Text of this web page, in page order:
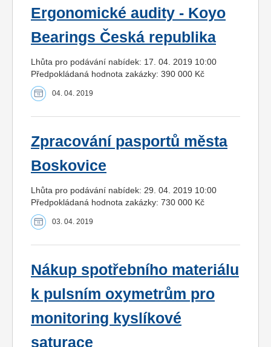
Ergonomické audity - Koyo
Bearings Česká republika
Lhůta pro podávání nabídek: 17. 04. 2019 10:00
Předpokládaná hodnota zakázky: 390 000 Kč
04. 04. 2019
Zpracování pasportů města
Boskovice
Lhůta pro podávání nabídek: 29. 04. 2019 10:00
Předpokládaná hodnota zakázky: 730 000 Kč
03. 04. 2019
Nákup spotřebního materiálu
k pulsním oxymetrům pro
monitoring kyslíkové
saturace